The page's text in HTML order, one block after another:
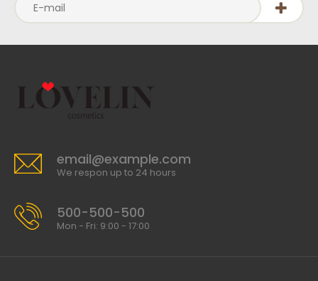
email@example.com
We respon up to 24 hours
500-500-500
Mon - Fri: 9:00 - 17:00